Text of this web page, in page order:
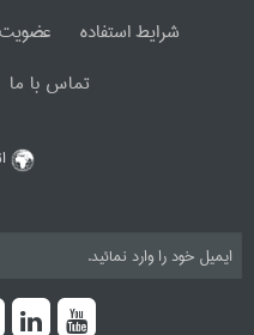
شرایط استفاده
عضویت
تماس با ما